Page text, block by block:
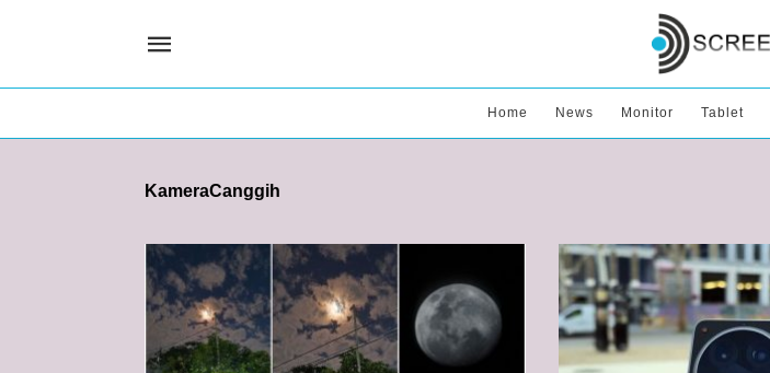
Home News Monitor Tablet
KameraCanggih